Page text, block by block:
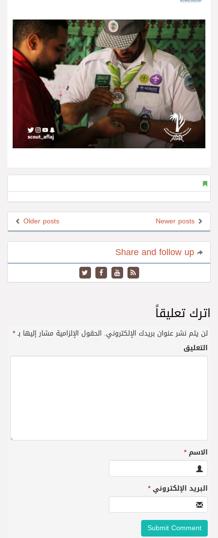
Older posts
اترك تعليقاً
لن يتم نشر عنوان بريدك الإلكتروني. الحقول الإلزامية مشار إليها بـ*
التعليق
الاسم*
البريد الإلكتروني*